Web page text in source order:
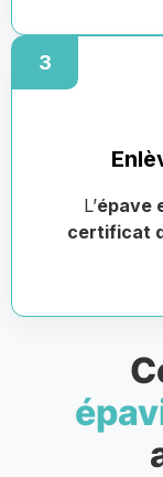
3
L’épave
certificat